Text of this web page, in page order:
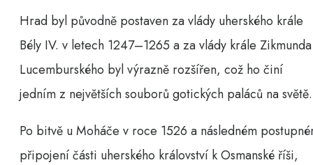
Hrad byl původně postaven za vlády uherského krále
Bély IV. v letech 1247–1265 a za vlády krále Zikmunda
Lucemburského byl výrazně rozšířen, což ho činí
jedním z největších souborů gotických paláců na světě.
Po bitvě u Moháče v roce 1526 a následném
připojení části uherského království k Osmanské říši,